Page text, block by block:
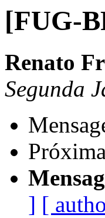
[FUG-
Renato
Segunda
] [